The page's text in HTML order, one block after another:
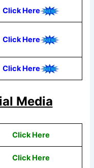
Click Here
Click Here
Click Here
Media
Click Here
Click Here